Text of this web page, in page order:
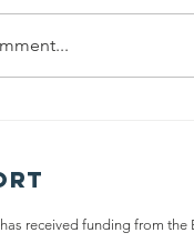
received funding from the